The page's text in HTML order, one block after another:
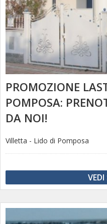
PROMOZIONE
POMPOSA:
DA NOI!
Villetta - Lido di Pomposa
VEDI